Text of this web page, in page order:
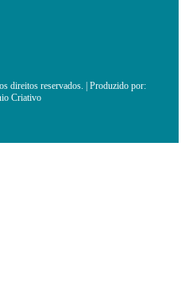
direitos reservados. | Produzido por:
Criativo